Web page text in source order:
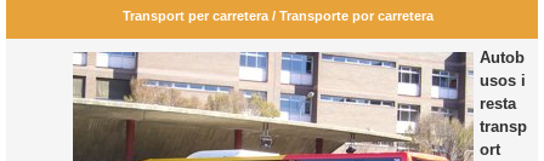
Transport per carretera / Transporte por carretera
Autob
usos i
resta
transp
ort